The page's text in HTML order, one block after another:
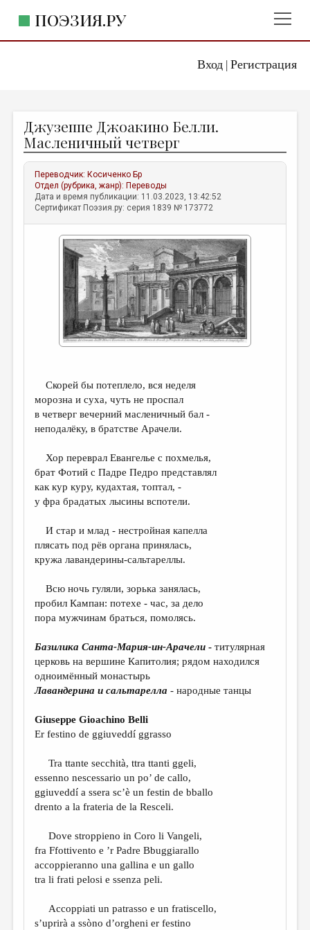
Вход| Регистрация
ПОЭЗИЯ.РУ
ЖАНРЫ
АВТОРЫ
КОММЕНТАРИИ
ЛИТСАЛОН
ПРАВИЛА САЙТА
ОТДЕЛЫ И РУБРИКИ
ИЗБРАННОЕ
ДАЙДЖЕСТ
ПЕРЕВОДЫ
КОНКУРСЫ
ДЕТСКАЯ КОМНАТА
КНИЖНАЯ ПОЛКА
ОБЗОР ЛИТЕРАТУРЫ
СТРАНИЦЫ ПАМЯТИ
ОБЪЯВЛЕНИЯ
ОТ РЕДАКЦИИ
МАЛАЯ ПРОЗА
ЭССЕИСТИКА
ЛИТЕРАТУРОВЕДЕНИЕ
КУЛЬТУРОВЕДЕНИЕ
ПУБЛИЦИСТИКА
ЦИКЛЫ ПУБЛИКАЦИЙ
ТРЕДИАКОВСКИЙ
ВКОНТАКТЕ
Джузеппе Джоакино Белли.
Масленичный четверг
Переводчик: Косиченко Бр
Отдел (рубрика, жанр): Переводы
Дата и время публикации: 11.03.2023, 13:42:52
Сертификат Поэзия.ру: серия 1839 № 173772
Скорей бы потеплело, вся неделя
морозна и суха, чуть не проспал
в четверг вечерний масленичный бал -
неподалёку, в братстве Арачели.
Хор переврал Евангелье с похмелья,
брат Фотий c Падре Педро представлял
как кур куру, кудахтая, топтал, -
у фра брадатых лысины вспотели.
И стар и млад - нестройная капелла
плясать под рёв органа принялась,
кружа лавандерины-сальтареллы.
Всю ночь гуляли, зорька занялась,
пробил Кампан: потехе - час, за дело
пора мужчинам браться, помолясь.
Базилика Санта-Мария-ин-Арачели -титулярная
церковь на вершине Капитолия; рядом находился
одноимённый монастырь
Лавандерина и сальтарелла - народные танцы
Giuseppe Gioachino Belli
Er festino de ggiuveddí ggrasso
Tra ttante secchità, ttra ttanti ggeli,
essenno nescessario un po’ de callo,
ggiuveddí a ssera sc’è un festin de bballo
drento a la frateria de la Resceli.
Dove stroppieno in Coro li Vangeli,
fra Ffottivento e ’r Padre Bbuggiarallo
accoppieranno una gallina e un gallo
tra li frati pelosi e ssenza peli.
Accoppiati un patrasso e un fratiscello,
s’uprirà a ssòno d’orgheni er festino